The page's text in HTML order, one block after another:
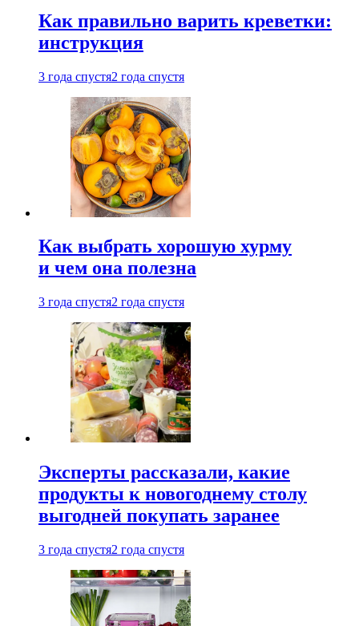
Как правильно варить креветки:
инструкция
3 года спустя2 года спустя
Как выбрать хорошую хурму
и чем она полезна
3 года спустя2 года спустя
Эксперты рассказали, какие
продукты к новогоднему столу
выгодней покупать заранее
3 года спустя2 года спустя